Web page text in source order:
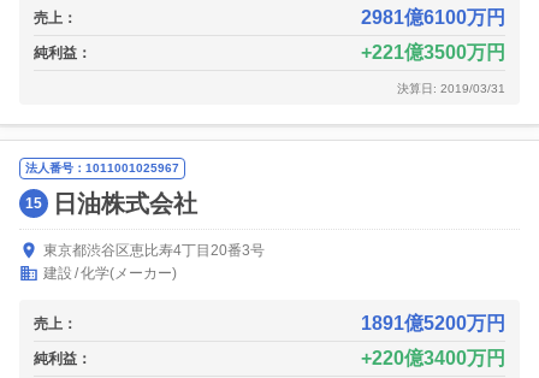
売上： 2981億6100万円
純利益： 221億3500万円
決算日: 2019/03/31
法人番号：1011001025967
15 日油株式会社
東京都渋谷区恵比寿4丁目20番3号
建設 化学(メーカー)
売上： 1891億5200万円
純利益： 220億3400万円